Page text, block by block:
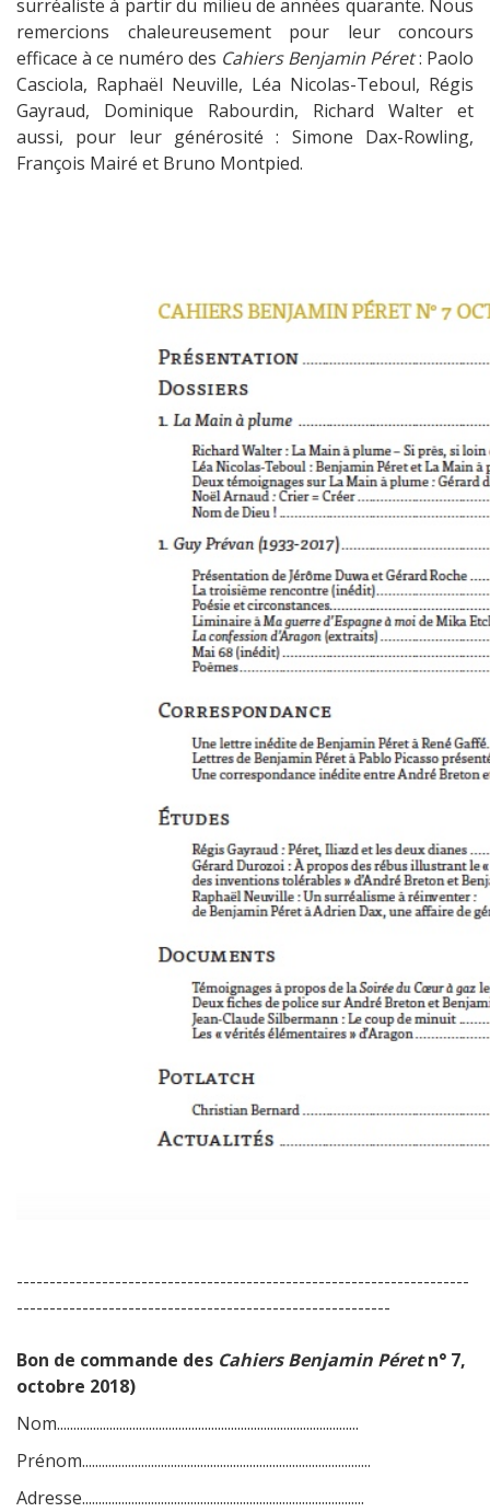
surréaliste à partir du milieu de années quarante. Nous
remercions chaleureusement pour leur concours
efficace à ce numéro des Cahiers Benjamin Péret: Paolo
Casciola, Raphaël Neuville, Léa Nicolas-Teboul, Régis
Gayraud, Dominique Rabourdin, Richard Walter et
aussi, pour leur générosité : Simone Dax-Rowling,
François Mairé et Bruno Montpied.
---------------------------------------------------------------------
---------------------------------------------------------
Bon de commande des Cahiers Benjamin Péretn° 7,
octobre 2018)
Nom............................................................................................
Prénom........................................................................................
Adresse......................................................................................